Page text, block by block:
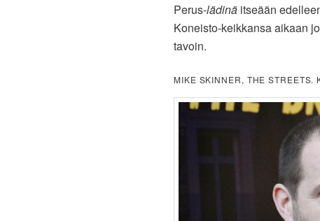
Perus-lädinä itseään
Koneisto-keikkansa aikaan
tavoin.
MIKE SKINNER, THE STREETS.